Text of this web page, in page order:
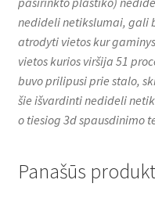
nedideli netikslumai, gali
atrodyti vietos kur
vietos kurios viršija 51
buvo prilipusi prie stalo,
šie išvardinti nedideli
o tiesiog 3d spausdinimo
Panašūs